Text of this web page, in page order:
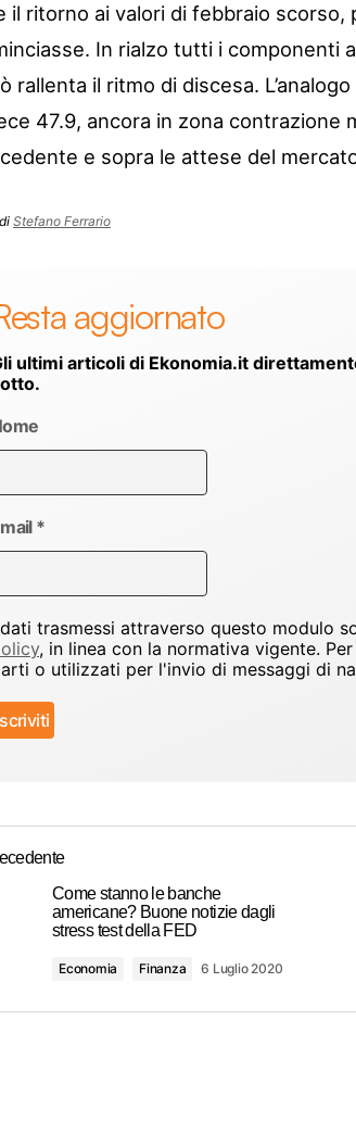
il ritorno ai valori di febbraio scorso,
In rialzo tutti i componenti
rallenta il ritmo di discesa.
47.9, ancora in zona contrazione
e sopra le attese del
Stefano Ferrario
aggiornato
ultimi articoli di Ekonomia.it
*
trasmessi attraverso questo modulo
, in linea con la normativa vigente.
o utilizzati per l'invio di messaggi di
Come stanno le banche
americane? Buone notizie dagli
stress test della FED
Economia Finanza 6 Luglio 2020